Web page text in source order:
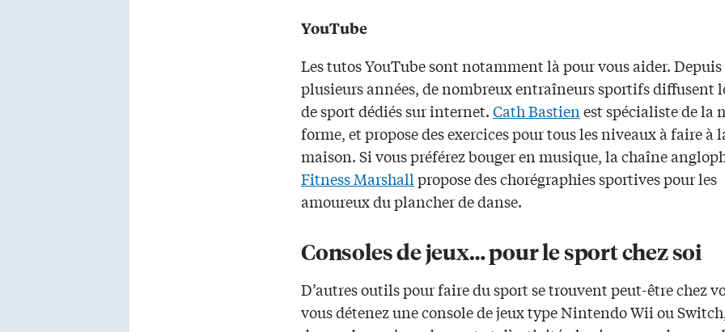
YouTube
Les tutos YouTube sont notamment là pour vous aider. Depuis
plusieurs années, de nombreux entraîneurs sportifs diffusent
de sport dédiés sur internet.Cath Bastienest spécialiste de la
forme, et propose des exercices pour tous les niveaux à faire à
maison. Si vous préférez bouger en musique, la chaîne
Fitness Marshallpropose des chorégraphies sportives pour les
amoureux du plancher de danse.
Consoles de jeux… pour le sport chez soi
D’autres outils pour faire du sport se trouvent peut-être chez
vous détenez une console de jeux type Nintendo Wii ou